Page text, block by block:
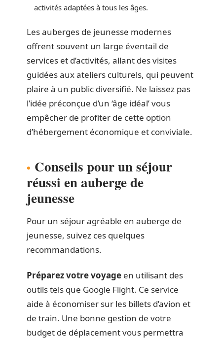
activités adaptées à tous les âges.
Les auberges de jeunesse modernes
offrent souvent un large éventail de
services et d’activités, allant des visites
guidées aux ateliers culturels, qui peuvent
plaire à un public diversifié. Ne laissez pas
l’idée préconçue d’un ‘âge idéal’ vous
empêcher de profiter de cette option
d’hébergement économique et conviviale.
Conseils pour un séjour
réussi en auberge de
jeunesse
Pour un séjour agréable en auberge de
jeunesse, suivez ces quelques
recommandations.
Préparez votre voyage en utilisant des
outils tels que Google Flight. Ce service
aide à économiser sur les billets d’avion et
de train. Une bonne gestion de votre
budget de déplacement vous permettra